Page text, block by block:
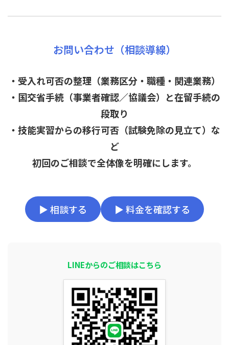
お問い合わせ（相談導線）
・受入れ可否の整理（業務区分・職種・関連業務）
・国交省手続（事業者確認／協議会）と在留手続の
段取り
・技能実習からの移行可否（試験免除の見立て）な
ど
初回のご相談で全体像を明確にします。
▶ 相談する ▶ 料金を確認する
LINEからのご相談はこちら